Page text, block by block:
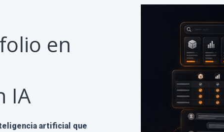
en
IA
artificial que